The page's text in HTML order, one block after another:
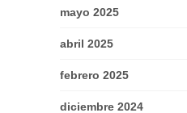
mayo 2025
abril 2025
febrero 2025
diciembre 2024